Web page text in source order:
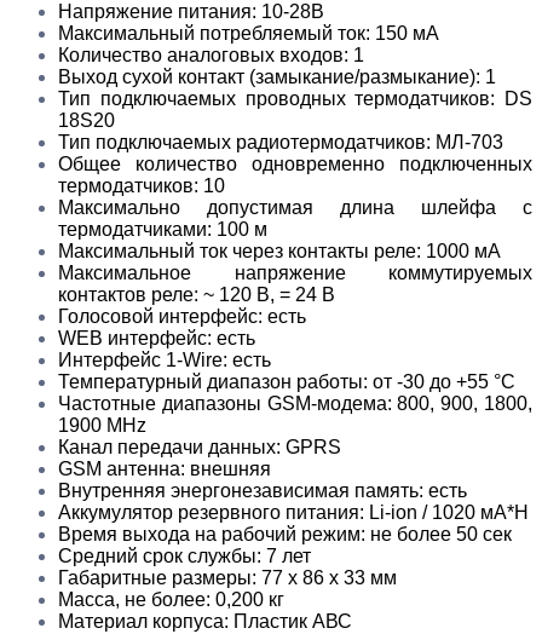
Напряжение питания: 10-28В
Максимальный потребляемый ток: 150 мА
Количество аналоговых входов: 1
Выход сухой контакт (замыкание/размыкание): 1
Тип подключаемых проводных термодатчиков: DS
18S20
Тип подключаемых радиотермодатчиков: МЛ-703
Общее количество одновременно подключенных
термодатчиков: 10
Максимально допустимая длина шлейфа с
термодатчиками: 100 м
Максимальный ток через контакты реле: 1000 мА
Максимальное напряжение коммутируемых
контактов реле: ~ 120 В, = 24 В
Голосовой интерфейс: есть
WEB интерфейс: есть
Интерфейс 1-Wire: есть
Температурный диапазон работы: от -30 до +55 °С
Частотные диапазоны GSM-модема: 800, 900, 1800,
1900 МHz
Канал передачи данных: GPRS
GSM антенна: внешняя
Внутренняя энергонезависимая память: есть
Аккумулятор резервного питания: Li-ion / 1020 мА*Н
Время выхода на рабочий режим: не более 50 сек
Средний срок службы: 7 лет
Габаритные размеры: 77 х 86 х 33 мм
Масса, не более: 0,200 кг
Материал корпуса: Пластик АВС